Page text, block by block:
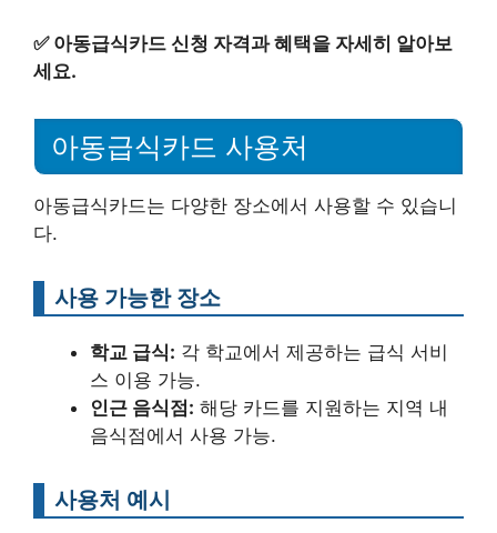
✅ 아동급식카드 신청 자격과 혜택을 자세히 알아보
세요.
아동급식카드 사용처
아동급식카드는 다양한 장소에서 사용할 수 있습니
다.
사용 가능한 장소
학교 급식: 각 학교에서 제공하는 급식 서비
스 이용 가능.
인근 음식점: 해당 카드를 지원하는 지역 내
음식점에서 사용 가능.
사용처 예시